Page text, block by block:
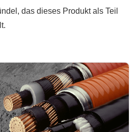
das dieses Produkt als Teil